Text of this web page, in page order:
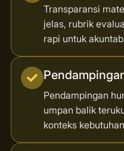
Transparansi
jelas, rubrik
rapi untuk
Pendampingan
umpan balik
konteks